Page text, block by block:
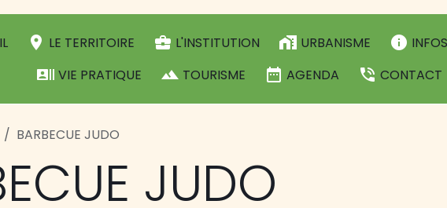
LE TERRITOIRE L'INSTITUTION URBANISME
VIE PRATIQUE
TOURISME AGENDA CONTACT
BARBECUE JUDO
JUDO